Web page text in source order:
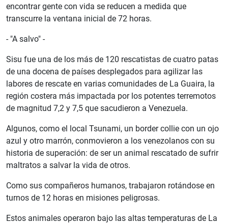
encontrar gente con vida se reducen a medida que
transcurre la ventana inicial de 72 horas.
- "A salvo" -
Sisu fue una de los más de 120 rescatistas de cuatro patas
de una docena de países desplegados para agilizar las
labores de rescate en varias comunidades de La Guaira, la
región costera más impactada por los potentes terremotos
de magnitud 7,2 y 7,5 que sacudieron a Venezuela.
Algunos, como el local Tsunami, un border collie con un ojo
azul y otro marrón, conmovieron a los venezolanos con su
historia de superación: de ser un animal rescatado de sufrir
maltratos a salvar la vida de otros.
Como sus compañeros humanos, trabajaron rotándose en
turnos de 12 horas en misiones peligrosas.
Estos animales operaron bajo las altas temperaturas de La